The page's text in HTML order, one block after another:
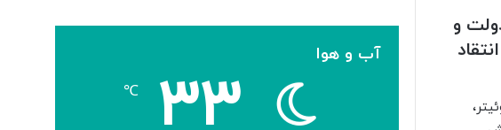
و
آب و هوا
۳۳ ℃